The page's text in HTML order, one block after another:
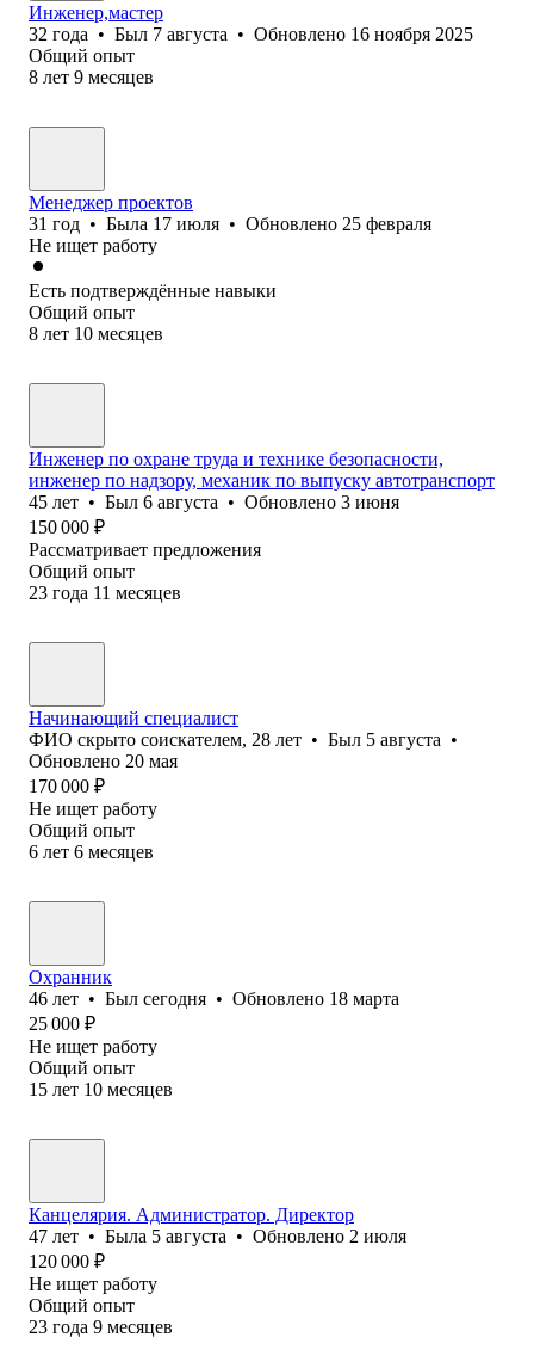
Инженер,мастер
32 года • Был 7 августа • Обновлено 16 ноября 2025
Общий опыт
8 лет 9 месяцев
Менеджер проектов
31 год • Была 17 июля • Обновлено 25 февраля
Не ищет работу
Есть подтверждённые навыки
Общий опыт
8 лет 10 месяцев
Инженер по охране труда и технике безопасности,
инженер по надзору, механик по выпуску автотранспорт
45 лет • Был 6 августа • Обновлено 3 июня
150 000 ₽
Рассматривает предложения
Общий опыт
23 года 11 месяцев
Начинающий специалист
ФИО скрыто соискателем, 28 лет • Был 5 августа •
Обновлено 20 мая
170 000 ₽
Не ищет работу
Общий опыт
6 лет 6 месяцев
Охранник
46 лет • Был сегодня • Обновлено 18 марта
25 000 ₽
Не ищет работу
Общий опыт
15 лет 10 месяцев
Канцелярия. Администратор. Директор
47 лет • Была 5 августа • Обновлено 2 июля
120 000 ₽
Не ищет работу
Общий опыт
23 года 9 месяцев